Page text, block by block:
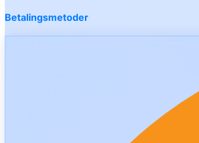
Betalingsmetoder